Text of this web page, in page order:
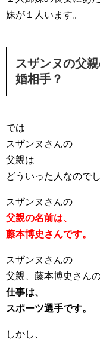
妹が１人います。
スザンヌの父
婚相手？
では
スザンヌさんの
父親は
どういった人なので
スザンヌさんの
父親の名前は、
藤本博史さんです。
スザンヌさんの
父親、藤本博史さん
仕事は、
スポーツ選手です。
しかし、